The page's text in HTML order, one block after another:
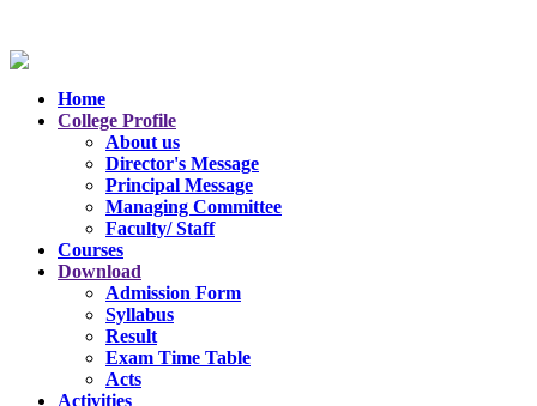
Home
College Profile
About us
Director's Message
Principal Message
Managing Committee
Faculty/ Staff
Courses
Download
Admission Form
Syllabus
Result
Exam Time Table
Acts
Activities